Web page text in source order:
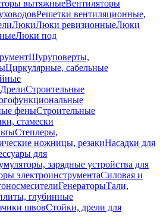
вытяжныеВентиляторы
Решетки вентиляционные,
ЛюкиЛюки ревизионныеЛюки
Люки под
Шуруповерты,
Циркулярные, сабельные
ДрелиСтроительные
феныСтроительные
стамески
Степлеры,
ножницы, резакиНасадки для
для
зарядные устройства для
электроинструментаСиловая и
ГенераторыТали,
глубинные
швовСтойки, дрели для